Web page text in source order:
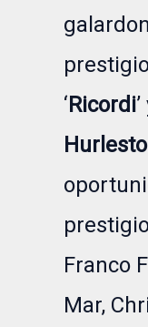
‘Ricordi
Franco
Mar,